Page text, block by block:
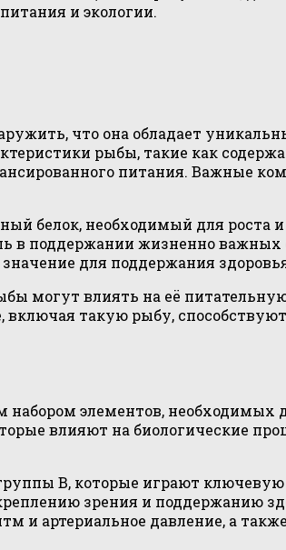
и экологии.
что она обладает
рыбы, такие как
питания. Важные
белок, необходимый для роста
в поддержании жизненно
для поддержания
могут влиять на её
включая такую рыбу,
набором элементов,
влияют на биологические
B, которые играют
зрения и поддержанию
и артериальное давление, а